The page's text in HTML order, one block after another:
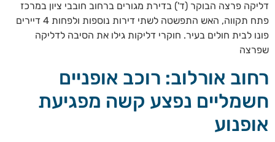
דליקה פרצה הבוקר (ד') בדירת מגורים ברחוב חובבי ציון במרכז
פתח תקווה, האש התפשטה לשתי דירות נוספות ולפחות 4 דיירים
פונו לבית חולים בעיר. חוקרי דליקות גילו את הסיבה לדליקה
שפרצה
רחוב אורלוב: רוכב אופניים
חשמליים נפצע קשה מפגיעת
אופנוע